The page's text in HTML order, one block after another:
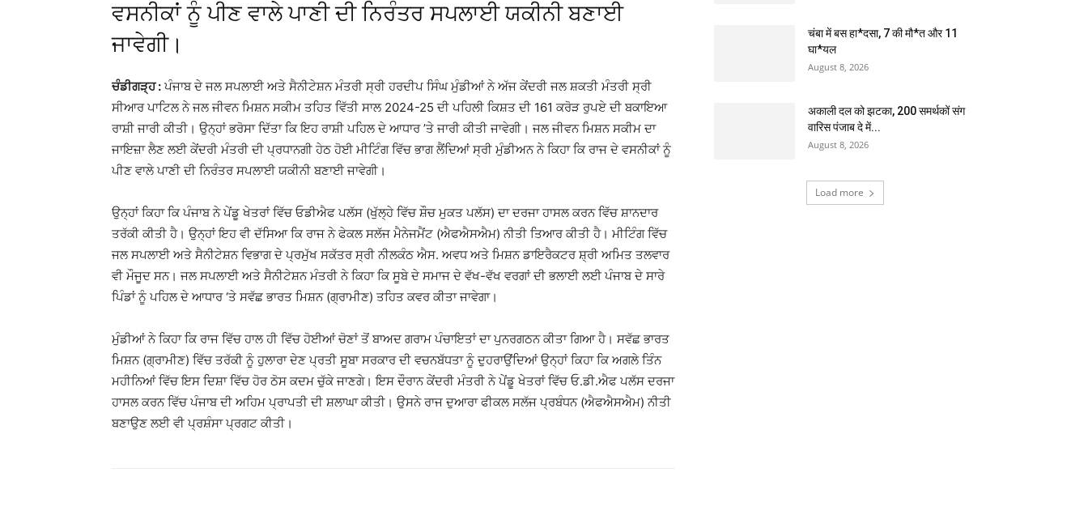
ਵਸਨੀਕਾਂ ਨੂੰ ਪੀਣ ਵਾਲੇ ਪਾਣੀ ਦੀ ਨਿਰੰਤਰ ਸਪਲਾਈ ਯਕੀਨੀ ਬਣਾਈ
ਜਾਵੇਗੀ।
ਚੰਡੀਗੜ੍ਹ : ਪੰਜਾਬ ਦੇ ਜਲ ਸਪਲਾਈ ਅਤੇ ਸੈਨੀਟੇਸ਼ਨ ਮੰਤਰੀ ਸ੍ਰੀ ਹਰਦੀਪ ਸਿੰਘ ਮੁੰਡੀਆਂ ਨੇ ਅੱਜ ਕੇਂਦਰੀ ਜਲ ਸ਼ਕਤੀ ਮੰਤਰੀ ਸ੍ਰੀ
ਸੀਆਰ ਪਾਟਿਲ ਨੇ ਜਲ ਜੀਵਨ ਮਿਸ਼ਨ ਸਕੀਮ ਤਹਿਤ ਵਿੱਤੀ ਸਾਲ 2024-25 ਦੀ ਪਹਿਲੀ ਕਿਸ਼ਤ ਦੀ 161 ਕਰੋੜ ਰੁਪਏ ਦੀ ਬਕਾਇਆ
ਰਾਸ਼ੀ ਜਾਰੀ ਕੀਤੀ। ਉਨ੍ਹਾਂ ਭਰੋਸਾ ਦਿੱਤਾ ਕਿ ਇਹ ਰਾਸ਼ੀ ਪਹਿਲ ਦੇ ਆਧਾਰ ’ਤੇ ਜਾਰੀ ਕੀਤੀ ਜਾਵੇਗੀ। ਜਲ ਜੀਵਨ ਮਿਸ਼ਨ ਸਕੀਮ ਦਾ
ਜਾਇਜ਼ਾ ਲੈਣ ਲਈ ਕੇਂਦਰੀ ਮੰਤਰੀ ਦੀ ਪ੍ਰਧਾਨਗੀ ਹੇਠ ਹੋਈ ਮੀਟਿੰਗ ਵਿੱਚ ਭਾਗ ਲੈਂਦਿਆਂ ਸ੍ਰੀ ਮੁੰਡੀਅਨ ਨੇ ਕਿਹਾ ਕਿ ਰਾਜ ਦੇ ਵਸਨੀਕਾਂ ਨੂੰ
ਪੀਣ ਵਾਲੇ ਪਾਣੀ ਦੀ ਨਿਰੰਤਰ ਸਪਲਾਈ ਯਕੀਨੀ ਬਣਾਈ ਜਾਵੇਗੀ।
ਉਨ੍ਹਾਂ ਕਿਹਾ ਕਿ ਪੰਜਾਬ ਨੇ ਪੇਂਡੂ ਖੇਤਰਾਂ ਵਿੱਚ ਓਡੀਐਫ ਪਲੱਸ (ਖੁੱਲ੍ਹੇ ਵਿੱਚ ਸ਼ੌਚ ਮੁਕਤ ਪਲੱਸ) ਦਾ ਦਰਜਾ ਹਾਸਲ ਕਰਨ ਵਿੱਚ ਸ਼ਾਨਦਾਰ
ਤਰੱਕੀ ਕੀਤੀ ਹੈ। ਉਨ੍ਹਾਂ ਇਹ ਵੀ ਦੱਸਿਆ ਕਿ ਰਾਜ ਨੇ ਫੇਕਲ ਸਲੱਜ ਮੈਨੇਜਮੈਂਟ (ਐਫਐਸਐਮ) ਨੀਤੀ ਤਿਆਰ ਕੀਤੀ ਹੈ। ਮੀਟਿੰਗ ਵਿੱਚ
ਜਲ ਸਪਲਾਈ ਅਤੇ ਸੈਨੀਟੇਸ਼ਨ ਵਿਭਾਗ ਦੇ ਪ੍ਰਮੁੱਖ ਸਕੱਤਰ ਸ੍ਰੀ ਨੀਲਕੰਠ ਐਸ. ਅਵਧ ਅਤੇ ਮਿਸ਼ਨ ਡਾਇਰੈਕਟਰ ਸ਼੍ਰੀ ਅਮਿਤ ਤਲਵਾਰ
ਵੀ ਮੌਜੂਦ ਸਨ। ਜਲ ਸਪਲਾਈ ਅਤੇ ਸੈਨੀਟੇਸ਼ਨ ਮੰਤਰੀ ਨੇ ਕਿਹਾ ਕਿ ਸੂਬੇ ਦੇ ਸਮਾਜ ਦੇ ਵੱਖ-ਵੱਖ ਵਰਗਾਂ ਦੀ ਭਲਾਈ ਲਈ ਪੰਜਾਬ ਦੇ ਸਾਰੇ
ਪਿੰਡਾਂ ਨੂੰ ਪਹਿਲ ਦੇ ਆਧਾਰ ‘ਤੇ ਸਵੱਛ ਭਾਰਤ ਮਿਸ਼ਨ (ਗ੍ਰਾਮੀਣ) ਤਹਿਤ ਕਵਰ ਕੀਤਾ ਜਾਵੇਗਾ।
ਮੁੰਡੀਆਂ ਨੇ ਕਿਹਾ ਕਿ ਰਾਜ ਵਿੱਚ ਹਾਲ ਹੀ ਵਿੱਚ ਹੋਈਆਂ ਚੋਣਾਂ ਤੋਂ ਬਾਅਦ ਗਰਾਮ ਪੰਚਾਇਤਾਂ ਦਾ ਪੁਨਰਗਠਨ ਕੀਤਾ ਗਿਆ ਹੈ। ਸਵੱਛ ਭਾਰਤ
ਮਿਸ਼ਨ (ਗ੍ਰਾਮੀਣ) ਵਿੱਚ ਤਰੱਕੀ ਨੂੰ ਹੁਲਾਰਾ ਦੇਣ ਪ੍ਰਤੀ ਸੂਬਾ ਸਰਕਾਰ ਦੀ ਵਚਨਬੱਧਤਾ ਨੂੰ ਦੁਹਰਾਉਂਦਿਆਂ ਉਨ੍ਹਾਂ ਕਿਹਾ ਕਿ ਅਗਲੇ ਤਿੰਨ
ਮਹੀਨਿਆਂ ਵਿੱਚ ਇਸ ਦਿਸ਼ਾ ਵਿੱਚ ਹੋਰ ਠੋਸ ਕਦਮ ਚੁੱਕੇ ਜਾਣਗੇ। ਇਸ ਦੌਰਾਨ ਕੇਂਦਰੀ ਮੰਤਰੀ ਨੇ ਪੇਂਡੂ ਖੇਤਰਾਂ ਵਿੱਚ ਓ.ਡੀ.ਐਫ ਪਲੱਸ ਦਰਜਾ
ਹਾਸਲ ਕਰਨ ਵਿੱਚ ਪੰਜਾਬ ਦੀ ਅਹਿਮ ਪ੍ਰਾਪਤੀ ਦੀ ਸ਼ਲਾਘਾ ਕੀਤੀ। ਉਸਨੇ ਰਾਜ ਦੁਆਰਾ ਫੀਕਲ ਸਲੱਜ ਪ੍ਰਬੰਧਨ (ਐਫਐਸਐਮ) ਨੀਤੀ
ਬਣਾਉਣ ਲਈ ਵੀ ਪ੍ਰਸ਼ੰਸਾ ਪ੍ਰਗਟ ਕੀਤੀ।
चंबा में बस हा*दसा, 7 की मौ*त और 11
घा*यल
August 8, 2026
अकाली दल को झटका, 200 समर्थकों संग
वारिस पंजाब दे में...
August 8, 2026
Load more